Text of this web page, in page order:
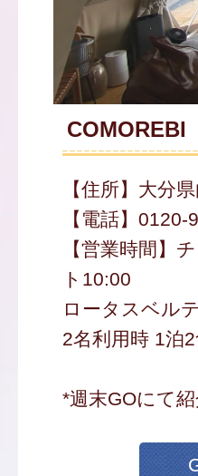
COMOREBI
【住所】大分
【電話】0120-
【営業時間】
ト10:00
ロータスベル
2名利用時 1泊
*週末GOにて